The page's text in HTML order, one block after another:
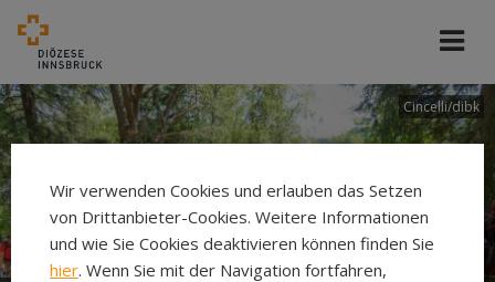
Cincelli/dibk
Wir verwenden Cookies und erlauben das Setzen
von Drittanbieter-Cookies. Weitere Informationen
und wie Sie Cookies deaktivieren können finden Sie
hier. Wenn Sie mit der Navigation fortfahren,